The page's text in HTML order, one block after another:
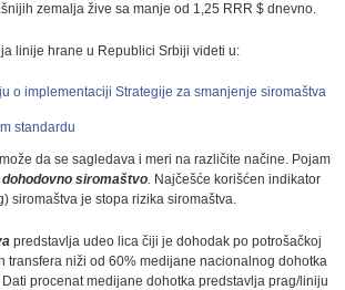
zemalja žive sa manje od 1,25 RRR $ dnevno.
linije hrane u Republici Srbiji videti u:
o implementaciji Strategije za smanjenje siromaštva
standardu
može da se sagledava i meri na različite načine. Pojam
dohodovno siromaštvo Najčešće korišćen indikator
siromaštva je stopa rizika siromaštva.
predstavlja udeo lica čiji je dohodak po potrošačkoj
transfera niži od 60% medijane nacionalnog dohotka
procenat medijane dohotka predstavlja prag/liniju